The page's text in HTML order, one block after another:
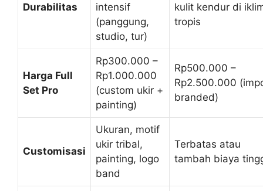
Durabilitas
intensif
(panggung,
studio, tur)
kulit kendur di
tropis
Harga Full
Set Pro
Rp300.000 –
Rp1.000.000
(custom ukir +
painting)
Rp500.000 –
Rp2.500.000
branded)
Customisasi
Ukuran, motif
ukir tribal,
painting, logo
band
Terbatas atau
tambah biaya